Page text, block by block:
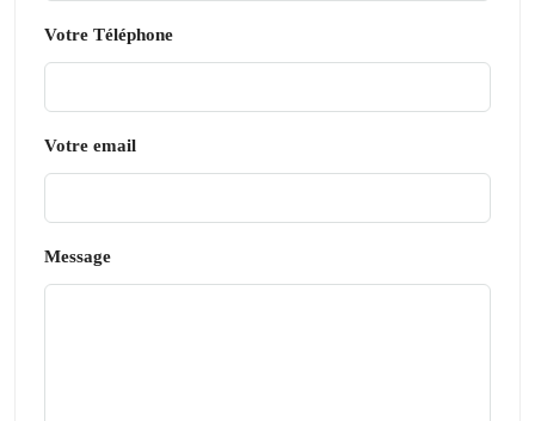
Votre Téléphone
Votre email
Message